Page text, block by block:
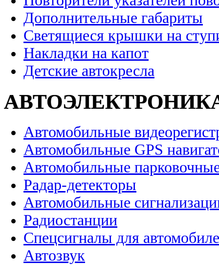
Дополнительные габариты
Светящиеся крышки на
Накладки на капот
Детские автокресла
Автомобильные
Автомобильные GPS
Автомобильные
Радар-детекторы
Автомобильные
Радиостанции
Спецсигналы для
Автозвук